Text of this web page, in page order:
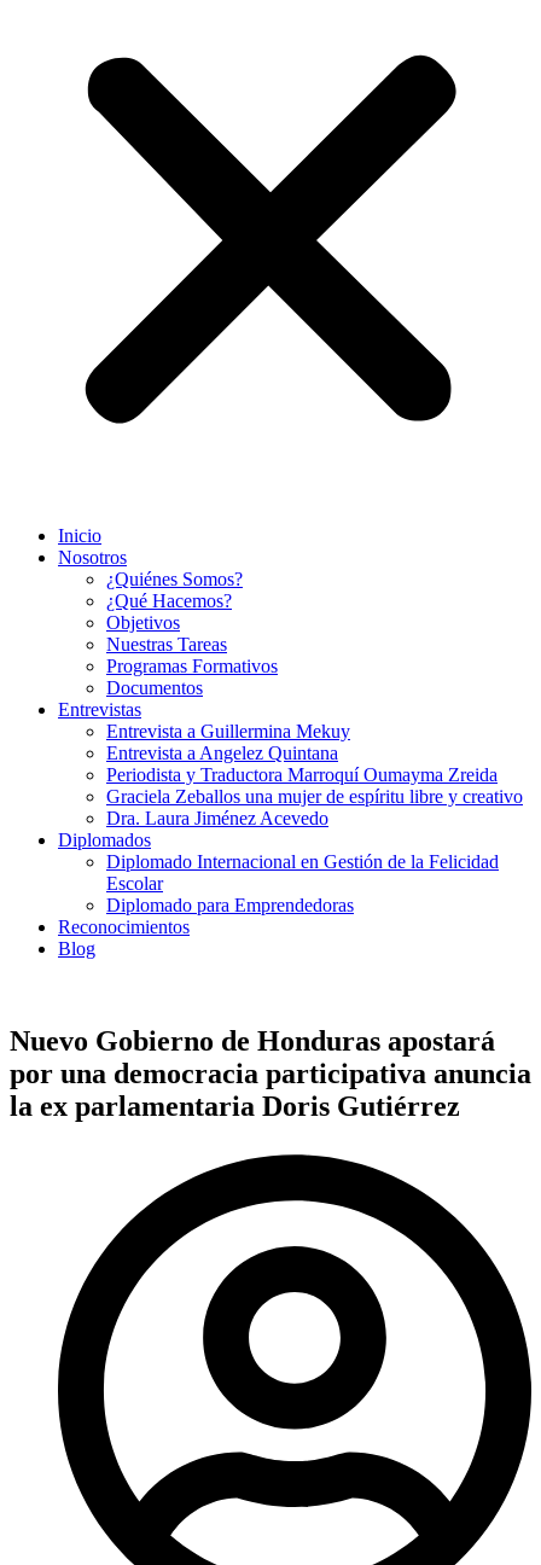
Inicio
Nosotros
¿Quiénes Somos?
¿Qué Hacemos?
Objetivos
Nuestras Tareas
Programas Formativos
Documentos
Entrevistas
Entrevista a Guillermina Mekuy
Entrevista a Angelez Quintana
Periodista y Traductora Marroquí Oumayma Zreida
Graciela Zeballos una mujer de espíritu libre y creativo
Dra. Laura Jiménez Acevedo
Diplomados
Diplomado Internacional en Gestión de la Felicidad
Escolar
Diplomado para Emprendedoras
Reconocimientos
Blog
Nuevo Gobierno de Honduras apostará
por una democracia participativa anuncia
la ex parlamentaria Doris Gutiérrez